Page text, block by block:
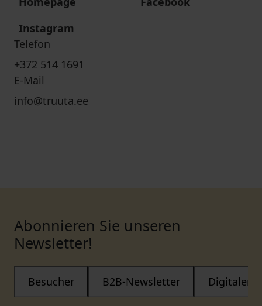
Instagram
Telefon
+372 514 1691
E-Mail
info@truuta.ee
Abonnieren Sie unseren
Newsletter!
Besucher B2B-Newsletter Digitaler